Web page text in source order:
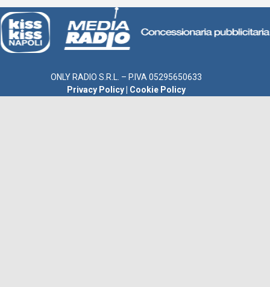
ONLY RADIO S.R.L. – P.IVA 05295650633
Privacy Policy
Cookie Policy